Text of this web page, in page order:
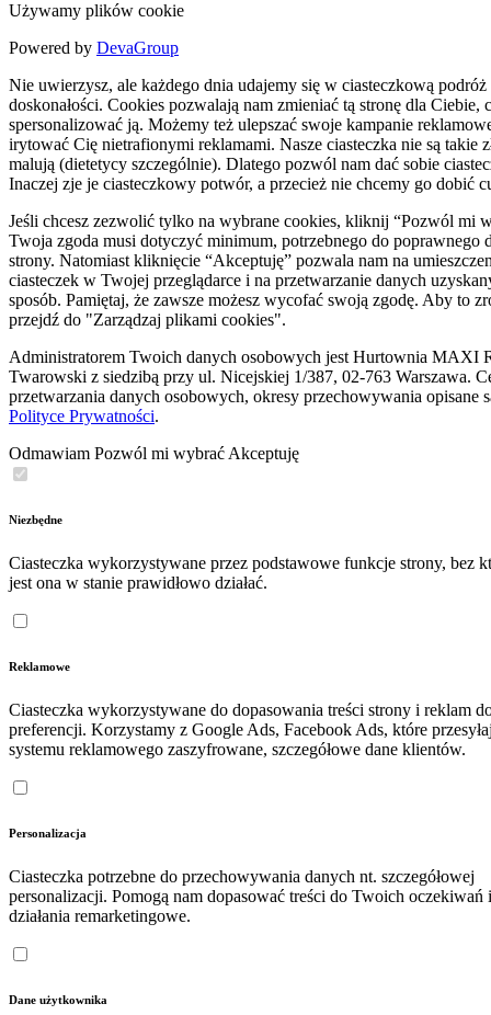
Używamy plików cookie
Powered by DevaGroup
Nie uwierzysz, ale każdego dnia udajemy się w ciasteczkową podróż
doskonałości. Cookies pozwalają nam zmieniać tą stronę dla Ciebie,
spersonalizować ją. Możemy też ulepszać swoje kampanie
irytować Cię nietrafionymi reklamami. Nasze ciasteczka nie są takie
malują (dietetycy szczególnie). Dlatego pozwól nam dać sobie
Inaczej zje je ciasteczkowy potwór, a przecież nie chcemy go dobić
Jeśli chcesz zezwolić tylko na wybrane cookies, kliknij “Pozwól mi
Twoja zgoda musi dotyczyć minimum, potrzebnego do poprawnego
strony. Natomiast kliknięcie “Akceptuję” pozwala nam na
ciasteczek w Twojej przeglądarce i na przetwarzanie danych
sposób. Pamiętaj, że zawsze możesz wycofać swoją zgodę. Aby to
przejdź do "Zarządzaj plikami cookies".
Administratorem Twoich danych osobowych jest Hurtownia MAXI
Twarowski z siedzibą przy ul. Nicejskiej 1/387, 02-763 Warszawa.
przetwarzania danych osobowych, okresy przechowywania opisane
Polityce Prywatności.
Odmawiam Pozwól mi wybrać Akceptuję
Niezbędne
Ciasteczka wykorzystywane przez podstawowe funkcje strony, bez
jest ona w stanie prawidłowo działać.
Reklamowe
Ciasteczka wykorzystywane do dopasowania treści strony i reklam
preferencji. Korzystamy z Google Ads, Facebook Ads, które
systemu reklamowego zaszyfrowane, szczegółowe dane klientów.
Personalizacja
Ciasteczka potrzebne do przechowywania danych nt. szczegółowej
personalizacji. Pomogą nam dopasować treści do Twoich oczekiwań
działania remarketingowe.
Dane użytkownika